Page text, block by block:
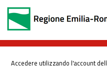
Accedere utilizzando l'account